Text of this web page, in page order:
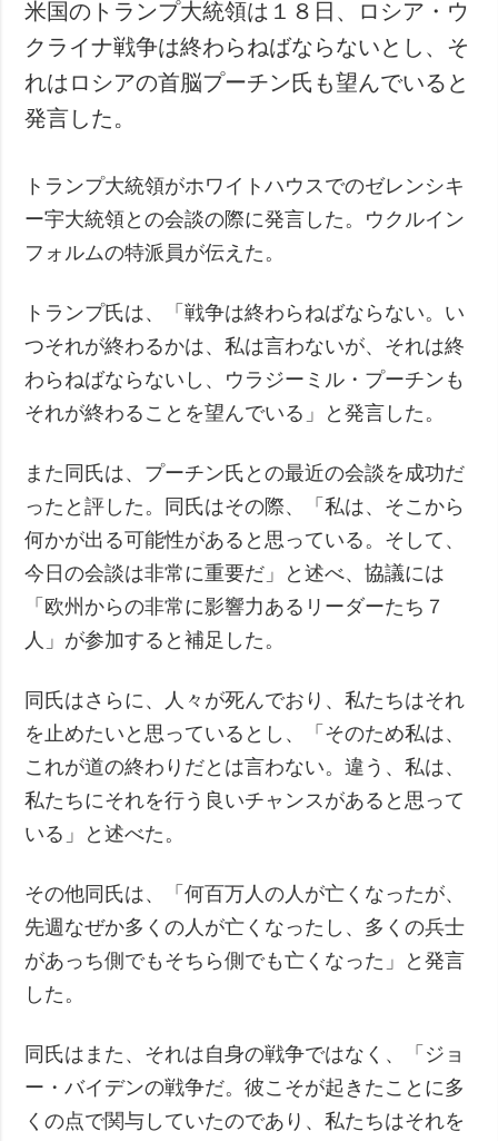
米国のトランプ大統領は１８日、ロシア・ウ
クライナ戦争は終わらねばならないとし、そ
れはロシアの首脳プーチン氏も望んでいると
発言した。
トランプ大統領がホワイトハウスでのゼレンシキ
ー宇大統領との会談の際に発言した。ウクルイン
フォルムの特派員が伝えた。
トランプ氏は、「戦争は終わらねばならない。い
つそれが終わるかは、私は言わないが、それは終
わらねばならないし、ウラジーミル・プーチンも
それが終わることを望んでいる」と発言した。
また同氏は、プーチン氏との最近の会談を成功だ
ったと評した。同氏はその際、「私は、そこから
何かが出る可能性があると思っている。そして、
今日の会談は非常に重要だ」と述べ、協議には
「欧州からの非常に影響力あるリーダーたち７
人」が参加すると補足した。
同氏はさらに、人々が死んでおり、私たちはそれ
を止めたいと思っているとし、「そのため私は、
これが道の終わりだとは言わない。違う、私は、
私たちにそれを行う良いチャンスがあると思って
いる」と述べた。
その他同氏は、「何百万人の人が亡くなったが、
先週なぜか多くの人が亡くなったし、多くの兵士
があっち側でもそちら側でも亡くなった」と発言
した。
同氏はまた、それは自身の戦争ではなく、「ジョ
ー・バイデンの戦争だ。彼こそが起きたことに多
くの点で関与していたのであり、私たちはそれを